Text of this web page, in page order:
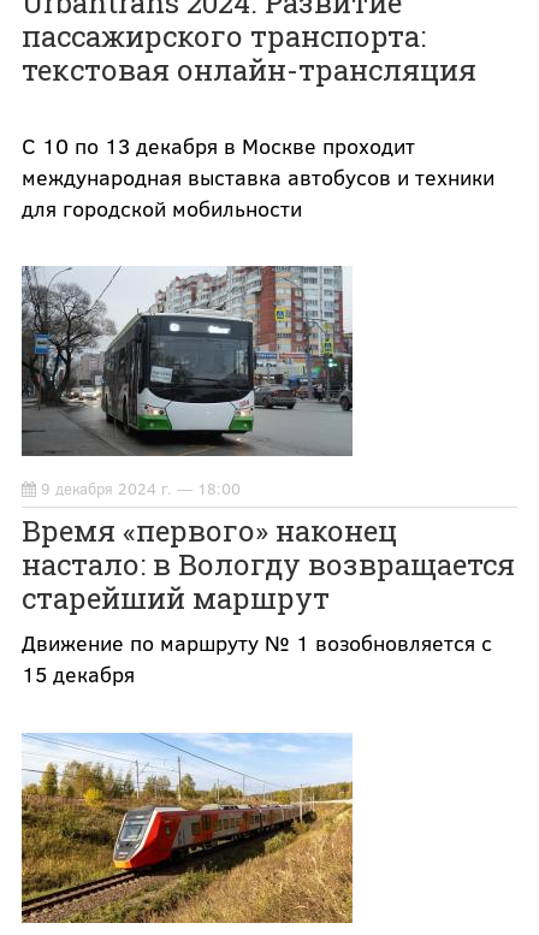
пассажирского транспорта:
текстовая онлайн-трансляция
С 10 по 13 декабря в Москве проходит
международная выставка автобусов и техники
для городской мобильности
9 декабря 2024 г. — 18:00
Время «первого» наконец
настало: в Вологду возвращается
старейший маршрут
Движение по маршруту № 1 возобновляется с
15 декабря